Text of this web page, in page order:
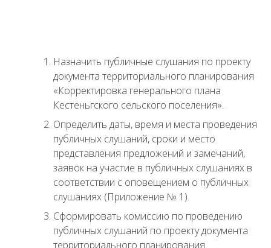
Назначить публичные слушания по проекту
документа территориального планирования
«Корректировка генерального плана
Кестеньгского сельского поселения».
Определить даты, время и места проведения
публичных слушаний, сроки и место
представления предложений и замечаний,
заявок на участие в публичных слушаниях в
соответствии с оповещением о публичных
слушаниях (Приложение № 1).
Сформировать комиссию по проведению
публичных слушаний по проекту документа
территориального планирования